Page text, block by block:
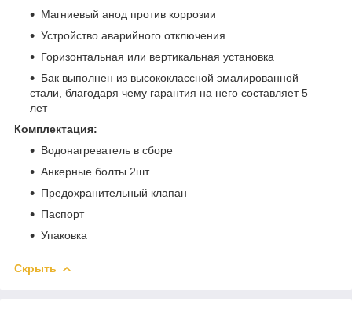
Магниевый анод против коррозии
Устройство аварийного отключения
Горизонтальная или вертикальная установка
Бак выполнен из высококлассной эмалированной
стали, благодаря чему гарантия на него составляет 5
лет
Комплектация:
Водонагреватель в сборе
Анкерные болты 2шт.
Предохранительный клапан
Паспорт
Упаковка
Скрыть